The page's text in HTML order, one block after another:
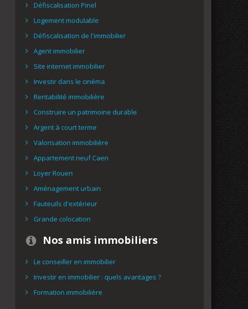
Défiscalisation Pinel
Logement modulable
Défiscalisation de l'immobilier
Agent immobilier
Site internet immobilier
Investir dans le cinéma
Rentabilité immobilière
Construire un patrimoine durable
Argent à court terme
Valorisation immobilière
Appartement neuf Caen
Loyer Rouen
Aménagement urbain
Fauteuils d'extérieur
Grande colocation
Nos amis immobiliers
Le conseiller en immobilier
Investir en immobilier : quels avantages ?
Formation immobilière